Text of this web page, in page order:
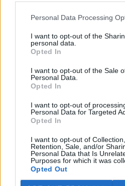
Personal Data Processing
I want to opt-out of the
personal data.
Opted In
I want to opt-out of the Sale
Personal Data.
Opted In
I want to opt-out of
Personal Data for Targeted
Opted In
I want to opt-out of
Retention, Sale, and/or
Personal Data that Is
Purposes for which it was
Opted Out
Island vyhostí aktivisty bojující
pronásledovali velrybáře
5.8.2026 19:54 (ČTK)
jejich loď, která pronásledovala
Watsona jsou od té doby zadržováni
palubě nebyl. Píše o tom agentura
Záchranná stanice v Praze
volně žijících zvířat
5.8.2026 17:40 | PRAHA (